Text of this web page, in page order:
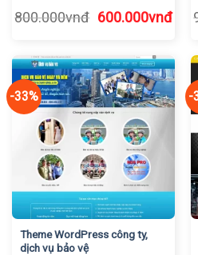
800.000vnđ Giá
800.000vnđ.
600.000vnđGiá
là:
-33%
Theme WordPress công ty,
dịch vụ bảo vệ
-